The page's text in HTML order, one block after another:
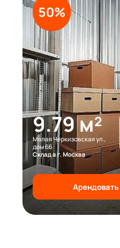
50%
9.79 м²
Малая Черкизовская ул.,
дом 66
Склад в г. Москва